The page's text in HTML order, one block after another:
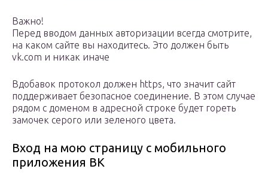
Важно!
Перед вводом данных авторизации всегда смотрите,
на каком сайте вы находитесь. Это должен быть
vk.com и никак иначе
Вдобавок протокол должен https, что значит сайт
поддерживает безопасное соединение. В этом случае
рядом с доменом в адресной строке будет гореть
замочек серого или зеленого цвета.
Вход на мою страницу с мобильного
приложения ВК